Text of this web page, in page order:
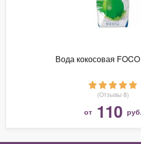
Вода кокосовая
(Отзывы 8)
от 110 руб.